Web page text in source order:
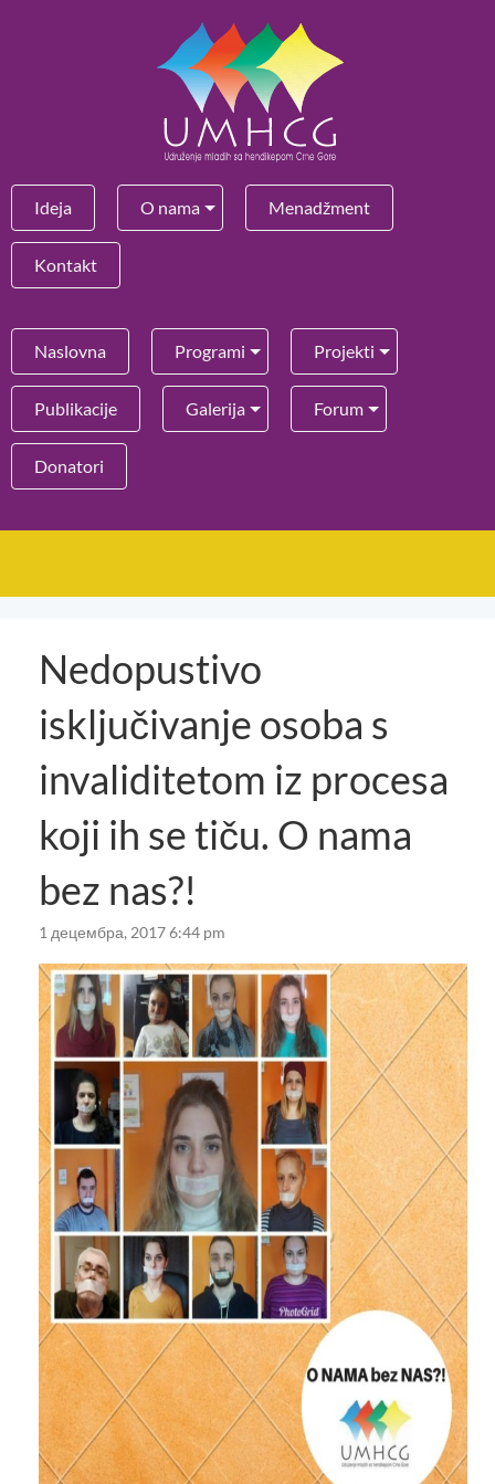
Ideja O nama Menadžment
Kontakt
Naslovna Programi Projekti
Publikacije Galerija Forum
Donatori
Nedopustivo
isključivanje osoba s
invaliditetom iz procesa
koji ih se tiču. O nama
bez nas?!
1 децембра, 2017 6:44 pm